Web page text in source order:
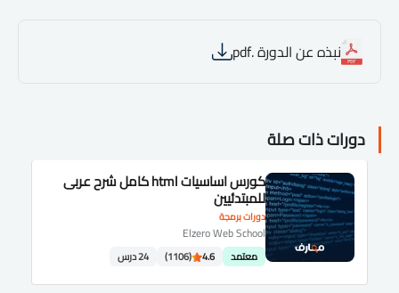
نبذه عن الدورة .pdf
دورات ذات صلة
دورات برمجة
كورس اساسيات html كامل شرح عربى
للمبتدئيين
Elzero Web School
معتمد 4.6
(1106) 24 درس